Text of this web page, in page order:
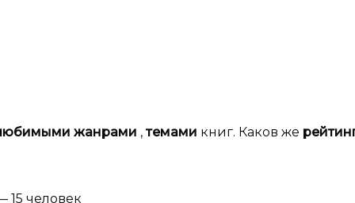
жанрами ,темами книг. Каков же
15 человек